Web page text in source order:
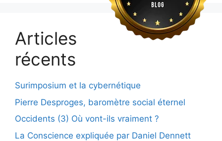
Articles
récents
Surimposium et la cybernétique
Pierre Desproges, baromètre social éternel
Occidents (3) Où vont-ils vraiment ?
La Conscience expliquée par Daniel Dennett